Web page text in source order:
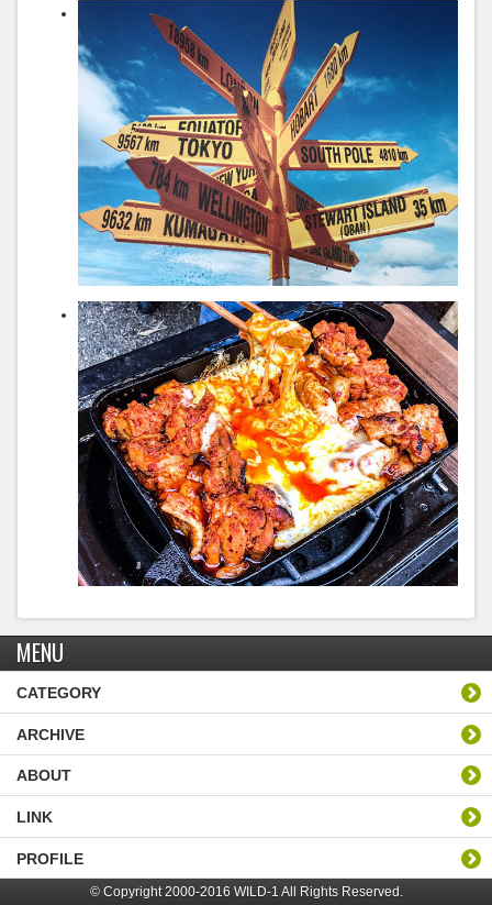
MENU
CATEGORY
ARCHIVE
ABOUT
LINK
PROFILE
© Copyright 2000-2016 WILD-1 All Rights Reserved.